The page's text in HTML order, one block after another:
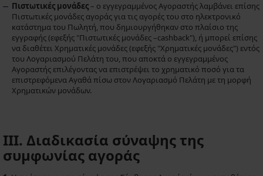
Πιστωτικές μονάδες– ο εγγεγραμμένος Αγοραστής λαμβάνει επίσης
Πιστωτικές μονάδες αγοράς για τις αγορές του στο ηλεκτρονικό
κατάστημα του Πωλητή, που δημιουργήθηκαν στο πλαίσιο της
εγγραφής (εφεξής "Πιστωτικές μονάδες –cashback"), ή μπορεί επίσης
να διαθέτει Χρηματικές μονάδες (εφεξής "Χρηματικές μονάδες") εντός
του Λογαριασμού Πελάτη του, που αποκτά ο εγγεγραμμένος
Αγοραστής επιλέγοντας να επιστρέψει το χρηματικό ποσό για τα
επιστρεφόμενα Αγαθά πίσω στον Λογαριασμό Πελάτη με τη μορφή
Χρηματικών μονάδων.
III. Διαδικασία σύναψης της
συμφωνίας αγοράς